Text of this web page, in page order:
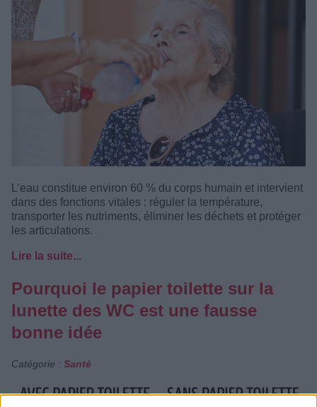
L’eau constitue environ 60 % du corps humain et intervient
dans des fonctions vitales : réguler la température,
transporter les nutriments, éliminer les déchets et protéger
les articulations.
Lire la suite...
Pourquoi le papier toilette sur la
lunette des WC est une fausse
bonne idée
Catégorie : Santé